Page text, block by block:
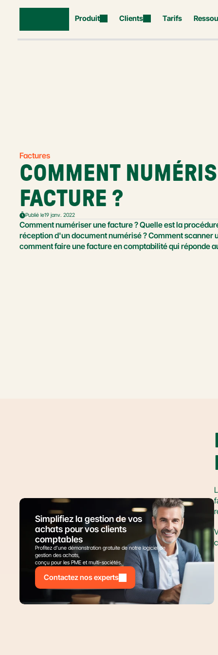
Produit Clients Tarifs
Factures
COMMENT
FACTURE ?
Publié le19 janv. 2022
Comment numériser une facture ? Quelle est la
réception d'un document numérisé ? Comment scanner
comment faire une facture en comptabilité qui réponde
Simplifiez la gestion de vos
achats pour vos clients
comptables
Profitez d’une démonstration gratuite de notre logiciel de
gestion des achats,
conçu pour les PME et multi-sociétés.
Contactez nos experts